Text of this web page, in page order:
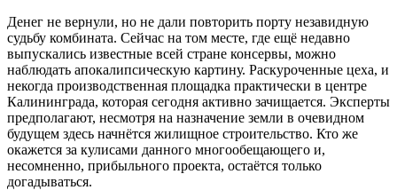
Денег не вернули, но не дали повторить порту незавидную
судьбу комбината. Сейчас на том месте, где ещё недавно
выпускались известные всей стране консервы, можно
наблюдать апокалипсическую картину. Раскуроченные цеха, и
некогда производственная площадка практически в центре
Калининграда, которая сегодня активно зачищается. Эксперты
предполагают, несмотря на назначение земли в очевидном
будущем здесь начнётся жилищное строительство. Кто же
окажется за кулисами данного многообещающего и,
несомненно, прибыльного проекта, остаётся только
догадываться.